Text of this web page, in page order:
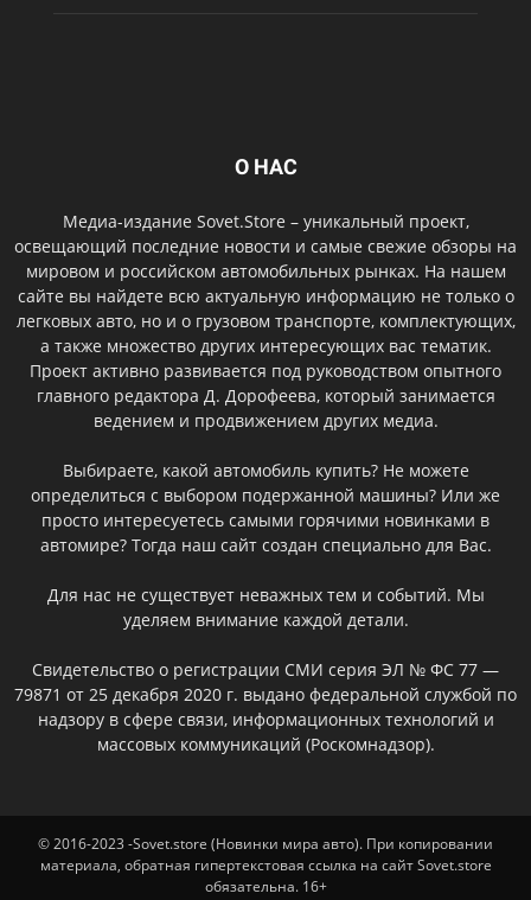
О НАС
Медиа-издание Sovet.Store – уникальный проект,
освещающий последние новости и самые свежие обзоры на
мировом и российском автомобильных рынках. На нашем
сайте вы найдете всю актуальную информацию не только о
легковых авто, но и о грузовом транспорте, комплектующих,
а также множество других интересующих вас тематик.
Проект активно развивается под руководством опытного
главного редактора Д. Дорофеева, который занимается
ведением и продвижением других медиа.
Выбираете, какой автомобиль купить? Не можете
определиться с выбором подержанной машины? Или же
просто интересуетесь самыми горячими новинками в
автомире? Тогда наш сайт создан специально для Вас.
Для нас не существует неважных тем и событий. Мы
уделяем внимание каждой детали.
Свидетельство о регистрации СМИ серия ЭЛ № ФС 77 —
79871 от 25 декабря 2020 г. выдано федеральной службой по
надзору в сфере связи, информационных технологий и
массовых коммуникаций (Роскомнадзор).
© 2016-2023 -Sovet.store (Новинки мира авто). При копировании
материала, обратная гипертекстовая ссылка на сайт Sovet.store
обязательна. 16+